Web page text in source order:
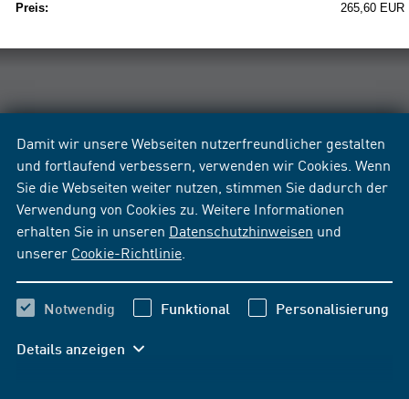
Damit wir unsere Webseiten nutzerfreundlicher gestalten
und fortlaufend verbessern, verwenden wir Cookies. Wenn
Sie die Webseiten weiter nutzen, stimmen Sie dadurch der
Verwendung von Cookies zu. Weitere Informationen
erhalten Sie in unseren Datenschutzhinweisen und
unserer Cookie-Richtlinie
Notwendig Funktional Personalisierung
Details anzeigen
Preis:
265,60 EUR